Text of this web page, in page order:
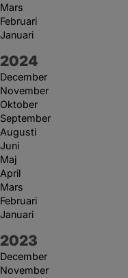
Mars
Februari
Januari
År:
2024
December
November
Oktober
September
Augusti
Juni
Maj
April
Mars
Februari
Januari
År:
2023
December
November